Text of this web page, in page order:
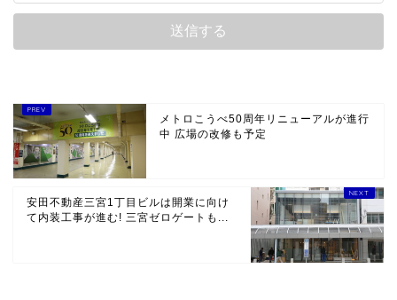
メトロこうべ50周年リニューアルが進行
中 広場の改修も予定
安田不動産三宮1丁目ビルは開業に向け
て内装工事が進む! 三宮ゼロゲートも...